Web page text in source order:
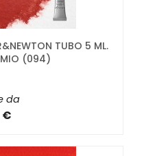
TUBO 5 ML.
(094)
da
€